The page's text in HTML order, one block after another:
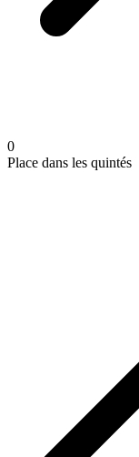
0
Place dans les quintés